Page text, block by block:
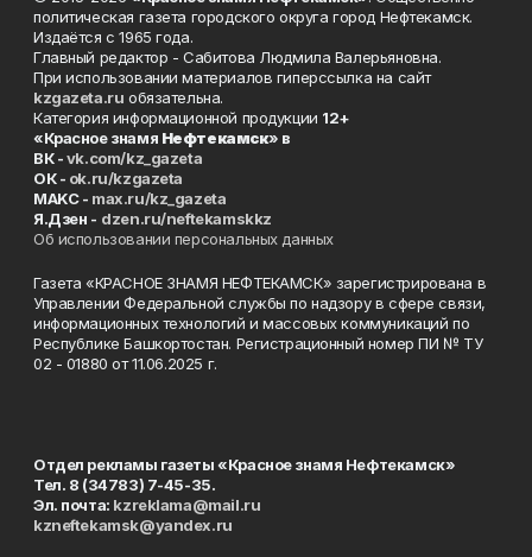
политическая газета городского округа город Нефтекамск.
Издаётся с 1965 года.
Главный редактор - Сабитова Людмила Валерьяновна.
При использовании материалов гиперссылка на сайт
kzgazeta.ru обязательна.
Категория информационной продукции 12+
«Красное знамя Нефтекамск» в
ВК -vk.com/kz_gazeta
ОК - ok.ru/kzgazeta
MAKC - max.ru/kz_gazeta
Я.Дзен - dzen.ru/neftekamskkz
Об использовании персональных данных
Газета «КРАСНОЕ ЗНАМЯ НЕФТЕКАМСК» зарегистрирована в
Управлении Федеральной службы по надзору в сфере связи,
информационных технологий и массовых коммуникаций по
Республике Башкортостан. Регистрационный номер ПИ № ТУ
02 - 01880 от 11.06.2025 г.
Отдел рекламы газеты «Красное знамя Нефтекамск»
Тел. 8 (34783) 7-45-35.
Эл. почта: kzreklama@mail.ru
kzneftekamsk@yandex.ru